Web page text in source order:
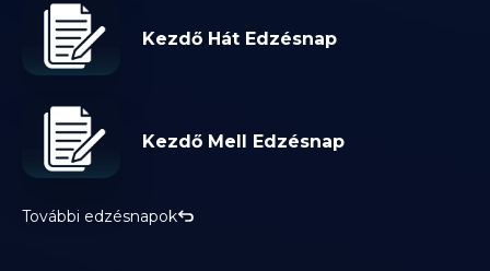
Kezdő Hát Edzésnap
Kezdő Mell Edzésnap
További edzésnapok